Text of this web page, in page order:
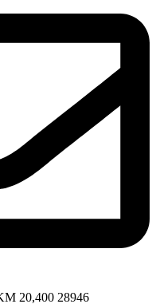
20,400 28946